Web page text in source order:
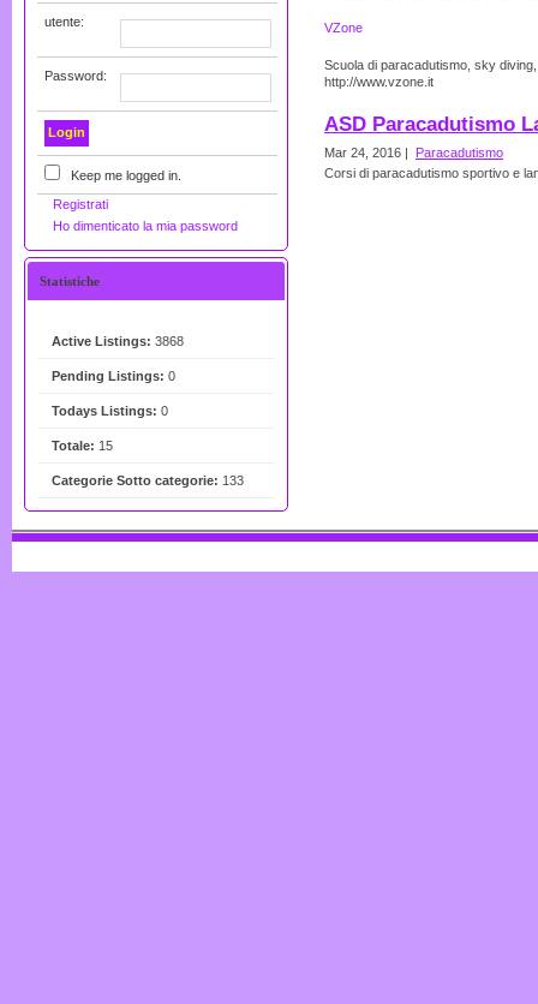
utente:
Password:
Keep me logged in.
Registrati
Ho dimenticato la mia password
Statistiche
Active Listings: 3868
Pending Listings: 0
Todays Listings: 0
Totale: 15
Categorie Sotto categorie: 133
VZone
Scuola di paracadutismo, sky
http://www.vzone.it
ASD Paracadutismo
Mar 24, 2016 |
Paracadutismo
Corsi di paracadutismo sportivo e